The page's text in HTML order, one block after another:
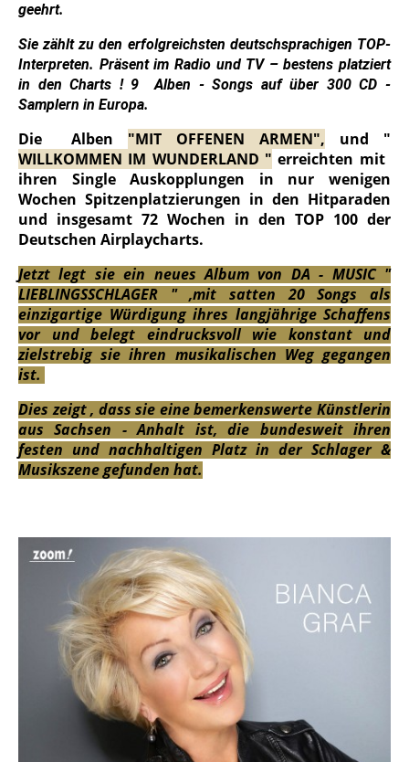
geehrt.
Sie zählt zu den erfolgreichsten deutschsprachigen TOP-
Interpreten. Präsent im Radio und TV – bestens platziert
in den Charts ! 9 Alben - Songs auf über 300 CD -
Samplern in Europa.
Die Alben "MIT OFFENEN ARMEN", und "
WILLKOMMEN IM WUNDERLAND " erreichten mit
ihren Single Auskopplungen in nur wenigen
Wochen Spitzenplatzierungen in den Hitparaden
und insgesamt 72 Wochen in den TOP 100 der
Deutschen Airplaycharts.
Jetzt legt sie ein neues Album von DA - MUSIC "
LIEBLINGSSCHLAGER " ,mit satten 20 Songs als
einzigartige Würdigung ihres langjährige Schaffens
vor und belegt eindrucksvoll wie konstant und
zielstrebig sie ihren musikalischen Weg gegangen
ist.
Dies zeigt , dass sie eine bemerkenswerte Künstlerin
aus Sachsen - Anhalt ist, die bundesweit ihren
festen und nachhaltigen Platz in der Schlager &
Musikszene gefunden hat.